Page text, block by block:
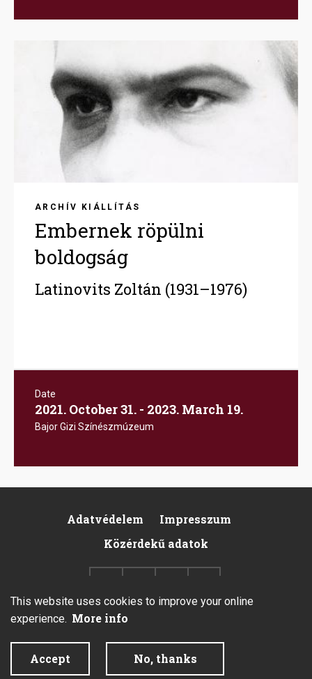
ARCHÍV KIÁLLÍTÁS
Embernek röpülni
boldogság
Latinovits Zoltán (1931–1976)
Date
2021. October 31. - 2023. March 19.
Bajor Gizi Színészmúzeum
Footer
Adatvédelem
Impresszum
Közérdekű adatok
Created by Integral Vision Kft.
This website uses cookies to improve your online
experience. More info
Accept No, thanks